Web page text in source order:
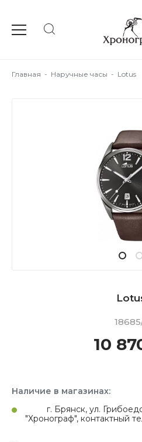
Главная - Наручные часы - Lotus
10
Наличие в магазинах:
г. Брянск, ул.
"Хронограф", контактный